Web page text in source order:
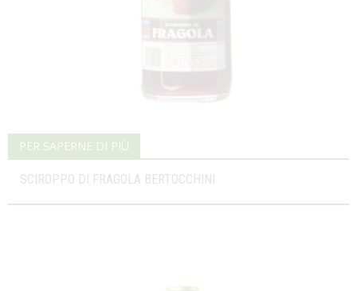
PER SAPERNE DI PIÙ
SCIROPPO DI FRAGOLA BERTOCCHINI